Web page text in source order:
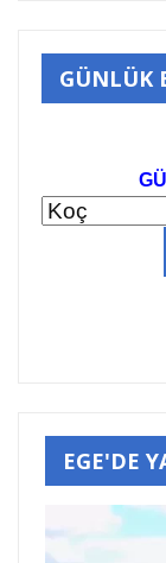
GÜNLÜK
EGE'DE